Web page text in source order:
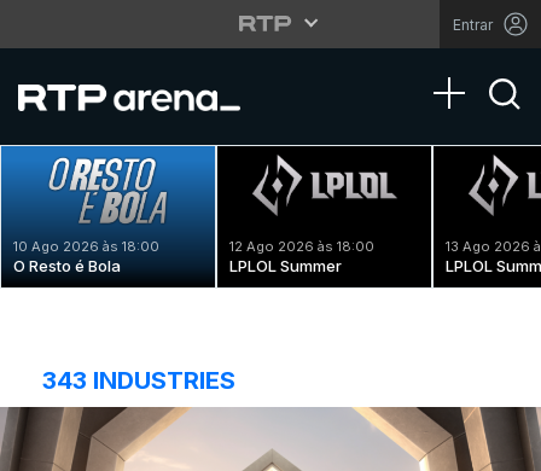
Entrar
Toggle
10 Ago 2026 às 18:00
O Resto é Bola
12 Ago 2026 às 18:00
LPLOL Summer
13 Ago 2026
LPLOL
343 INDUSTRIES